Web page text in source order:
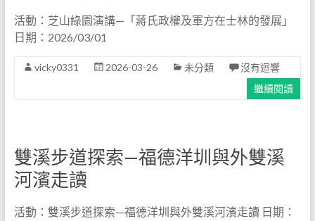
活動：芝山綠園演講—「蔣氏政權及軍方在士林的發展」
日期：2026/03/01
vicky0331 2026-03-26 未分類
沒有迴響
繼續閱讀
雙溪步道探索—福德洋圳與外雙溪
河濱走讀
活動：雙溪步道探索—福德洋圳與外雙溪河濱走讀 日期：